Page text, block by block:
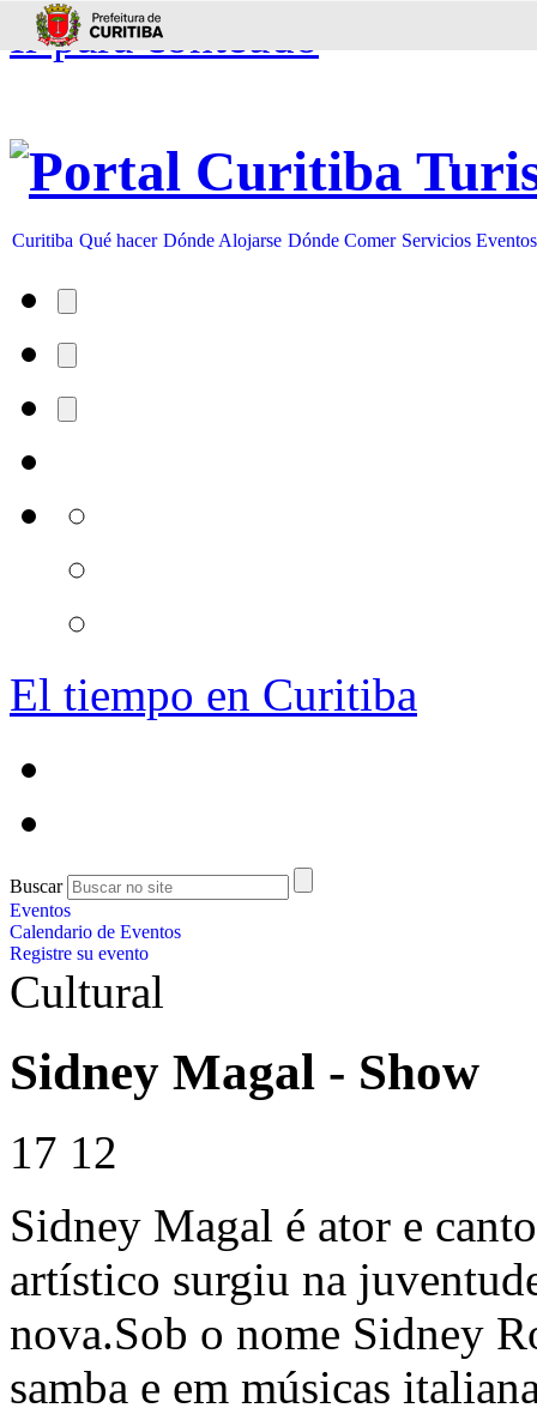
Ir para conteúdo
Curitiba Qué hacer Dónde Alojarse Dónde Comer Servicios Eventos
El tiempo en Curitiba
Buscar
Eventos
Calendario de Eventos
Registre su evento
Cultural
Sidney Magal - Show
17 12
Sidney Magal é ator e
artístico surgiu na
nova.Sob o nome Sidney
samba e em músicas